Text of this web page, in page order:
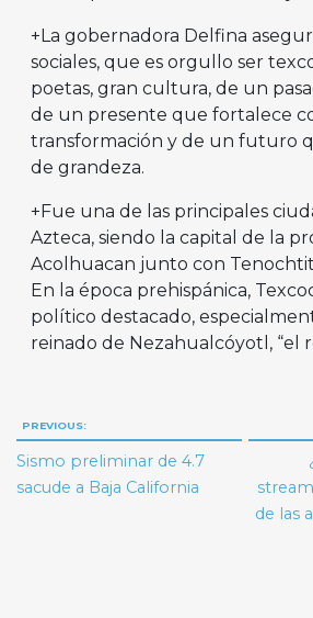
+La gobernadora Delfina
sociales, que es orgullo ser
poetas, gran cultura, de un
de un presente que fortalece
transformación y de un futuro
de grandeza.
+Fue una de las principales
Azteca, siendo la capital de la
Acolhuacan junto con
En la época prehispánica,
político destacado,
reinado de Nezahualcóyotl, “el
Navegación
de
entradas
PREVIOUS:
Sismo preliminar de 4.7
sacude a Baja California
de las